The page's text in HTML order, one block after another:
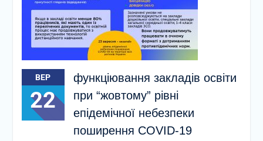
ВЕР
22
функціювання закладів освіти
при “жовтому” рівні
епідемічної небезпеки
поширення COVID-19